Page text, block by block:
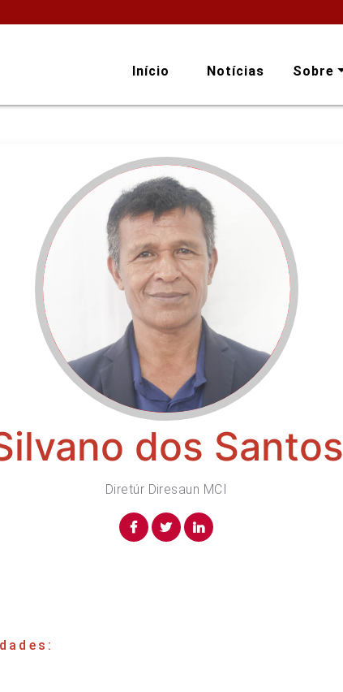
Início Notícias Sobre
dos Santos
Diretúr Diresaun MCI